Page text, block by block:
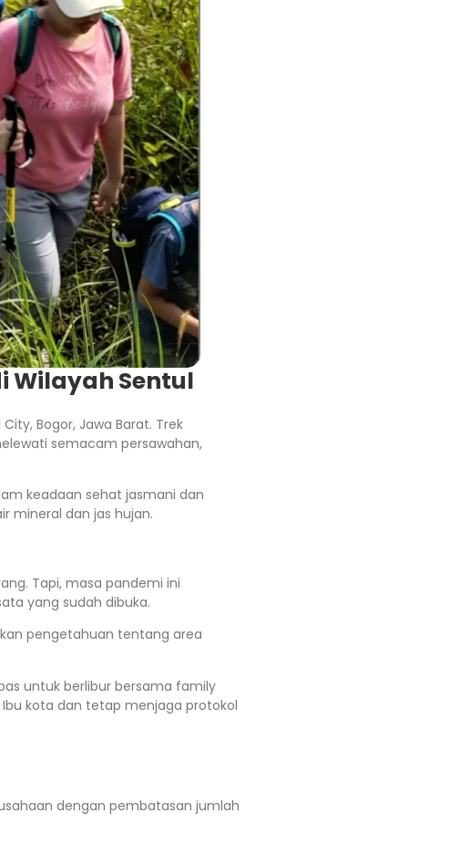
Wilayah Sentul
City, Bogor, Jawa Barat. Trek
semacam persawahan,
keadaan sehat jasmani dan
mineral dan jas hujan.
Tapi, masa pandemi ini
yang sudah dibuka.
pengetahuan tentang area
untuk berlibur bersama family
kota dan tetap menjaga protokol
dengan pembatasan jumlah